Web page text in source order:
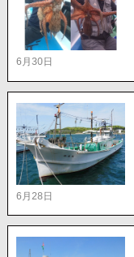
6月30日
6月28日